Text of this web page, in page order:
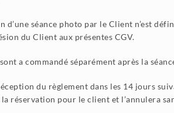
d’une séance photo par le Client n’est
du Client aux présentes CGV.
a commandé séparément après la
du règlement dans les 14 jours
réservation pour le client et l’annulera